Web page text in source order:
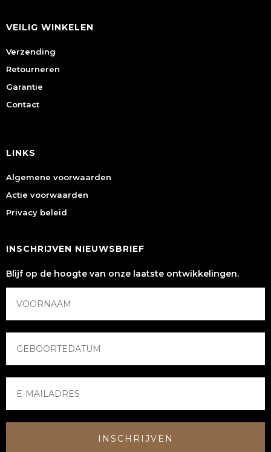
VEILIG WINKELEN
Verzending
Retourneren
Garantie
Contact
LINKS
Algemene voorwaarden
Actie voorwaarden
Privacy beleid
INSCHRIJVEN NIEUWSBRIEF
Blijf op de hoogte van onze laatste ontwikkelingen.
INSCHRIJVEN